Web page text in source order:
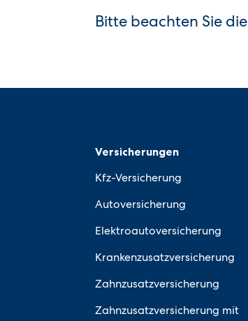
Bitte beachten Sie die
Versicherungen
Kfz-Versicherung
Autoversicherung
Elektroautoversicherung
Krankenzusatzversicherung
Zahnzusatzversicherung
Zahnzusatzversicherung mit